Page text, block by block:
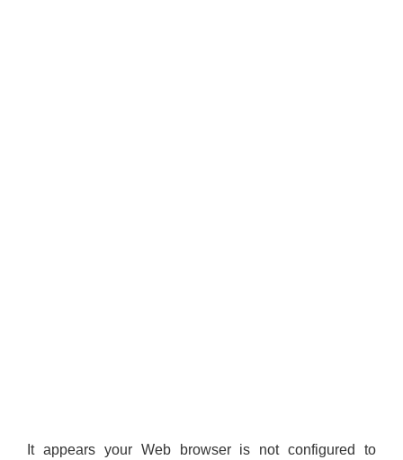
It appears your Web browser is not configured to